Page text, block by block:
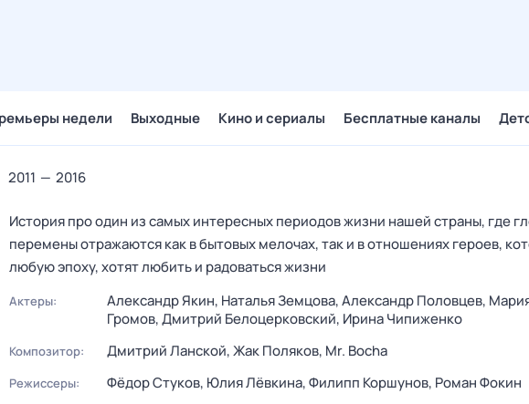
недели Выходные Кино и сериалы Бесплатные каналы
2011 — 2016
История про один из самых интересных периодов жизни нашей страны, где
перемены отражаются как в бытовых мелочах, так и в отношениях героев,
любую эпоху, хотят любить и радоваться жизни
Актеры: Александр Якин, Наталья Земцова,Александр Половцев,
Громов,Дмитрий Белоцерковский, Ирина Чипиженко
Композитор: Дмитрий Ланской,Жак Поляков, Mr. Bocha
Режиссеры: Фёдор Стуков, Юлия Лёвкина,Филипп Коршунов, Роман Фокин